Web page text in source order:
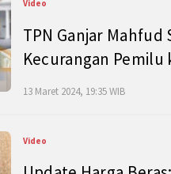
Video
TPN Ganjar Mahfud
Kecurangan Pemilu
13 Maret 2024, 19:35 WIB
Video